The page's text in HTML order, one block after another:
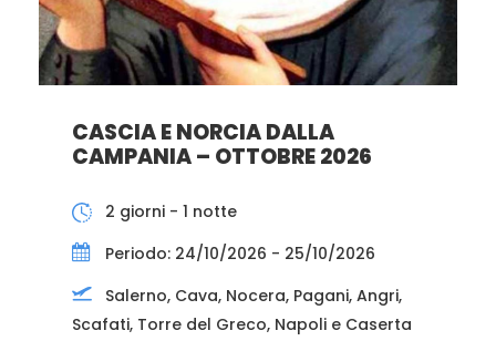
CASCIA E NORCIA DALLA
CAMPANIA – OTTOBRE 2026
2 giorni - 1 notte
Periodo: 24/10/2026 - 25/10/2026
Salerno, Cava, Nocera, Pagani, Angri,
Scafati, Torre del Greco, Napoli e Caserta